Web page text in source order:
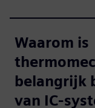
Waarom is
belangrijk
van IC-